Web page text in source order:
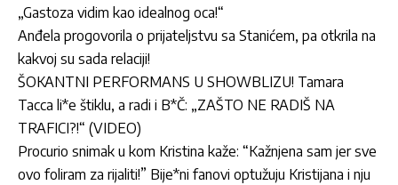
„Gastoza vidim kao idealnog oca!“
Anđela progovorila o prijateljstvu sa Stanićem, pa otkrila na
kakvoj su sada relaciji!
ŠOKANTNI PERFORMANS U SHOWBLIZU! Tamara
Tacca li*e štiklu, a radi i B*Č: „ZAŠTO NE RADIŠ NA
TRAFICI?!“ (VIDEO)
Procurio snimak u kom Kristina kaže: “Kažnjena sam jer sve
ovo foliram za rijaliti!” Bije*ni fanovi optužuju Kristijana i nju